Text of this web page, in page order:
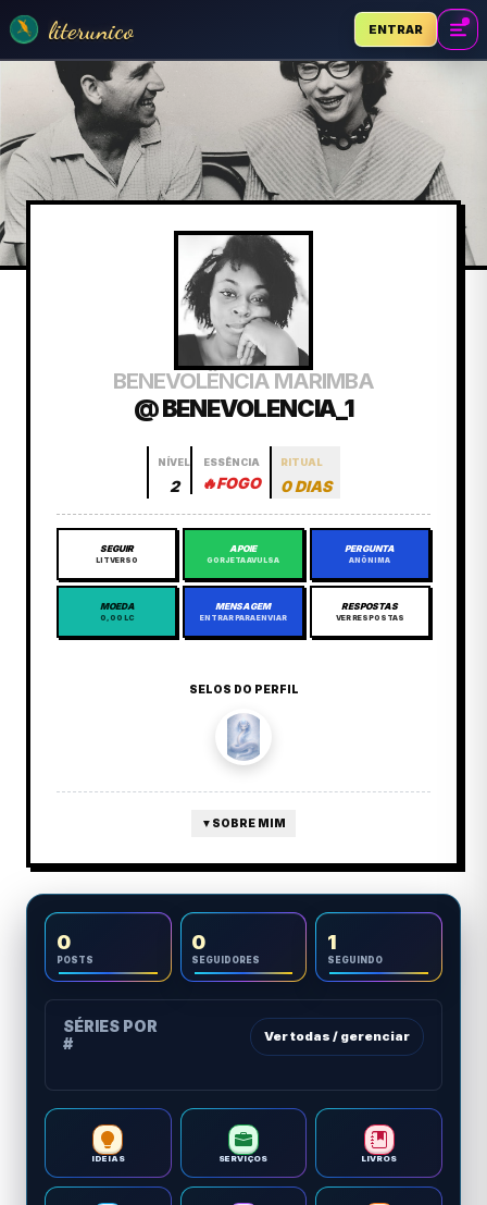
literunico ENTRAR
BENEVOLÊNCIA MARIMBA
@ BENEVOLENCIA_1
NÍVEL
2
ESSÊNCIA
🔥FOGO
RITUAL
0 DIAS
SEGUIR
LITVERSO
APOIE
GORJETA AVULSA
PERGUNTA
ANÔNIMA
MOEDA
0,00 LC
MENSAGEM
ENTRAR PARA ENVIAR
RESPOSTAS
VER RESPOSTAS
SELOS DO PERFIL
▼ SOBRE MIM
0
POSTS
0
SEGUIDORES
1
SEGUINDO
SÉRIES POR
#
Ver todas / gerenciar
IDEIAS SERVIÇOS LIVROS